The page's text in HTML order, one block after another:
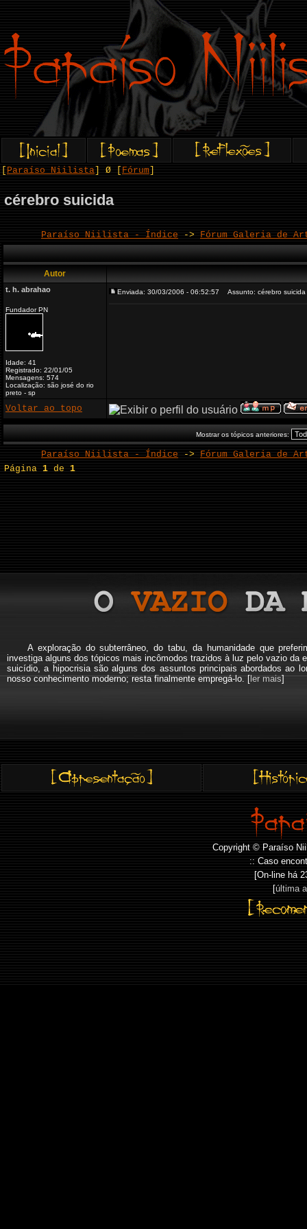
Paraíso Niilista ] Ø [ Fórum
cérebro suicida
Paraíso Niilista - Índice -> Fórum Galeria de
Autor
t. h. abrahao
Fundador PN
Idade: 41
Registrado: 22/01/05
Mensagens: 574
Localização: são josé do rio
preto - sp
Enviada: 30/03/2006 - 06:52:57 Assunto: cérebro suicida
Voltar ao topo
Mostrar os tópicos anteriores:
Paraíso Niilista - Índice -> Fórum Galeria de
Página1 de1
A exploração do subterrâneo, do tabu, da humanidade que
investiga alguns dos tópicos mais incômodos trazidos à luz pelo vazio da
suicídio, a hipocrisia são alguns dos assuntos principais abordados ao
nosso conhecimento moderno; resta finalmente empregá-lo. [ler mais]
Copyright © Paraíso
:: Caso
[On-line há
[última